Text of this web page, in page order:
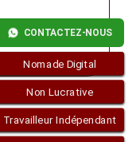
CONTACTEZ-NOUS
Nomade Digital
Non Lucrative
Travailleur Indépendant